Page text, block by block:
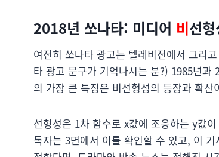
2018년 쏘나타: 미디어 비선형
여전히 쏘나타 광고는 텔레비전에서 그리
타 광고 문구가 기억나시는 분?) 1985년
의 가장 큰 특징은 비선형성의 등장과 확산
선형성은 1차 함수로 x값에 조응하는 y값
독자는 3면에서 이를 확인할 수 있고, 이